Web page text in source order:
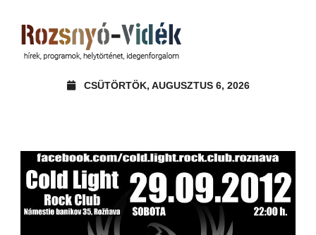
CSÜTÖRTÖK, AUGUSZTUS 6, 2026